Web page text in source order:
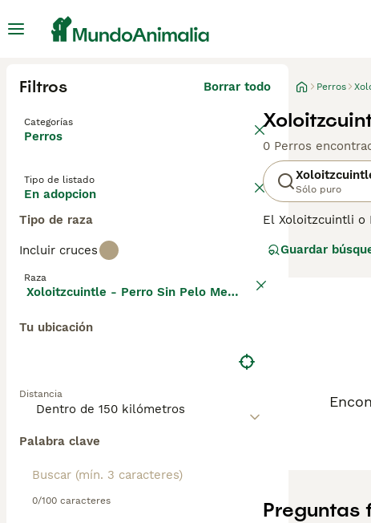
Filtros Borrar todo
Categorías
Perros
Tipo de listado
En adopcion
Tipo de raza
Incluir cruces
Raza
Xoloitzcuintle - Perro Sin Pelo Mexicano
Tu ubicación
Distancia
Palabra clave
0/100 caracteres
Perros
0 Perros
Sólo puro
El Xoloitzcuintli o
las civilizaciones
adaptable, tanto
Guardar
Preguntas